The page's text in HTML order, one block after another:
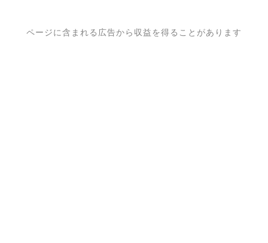
ページに含まれる広告から収益を得ることがあります